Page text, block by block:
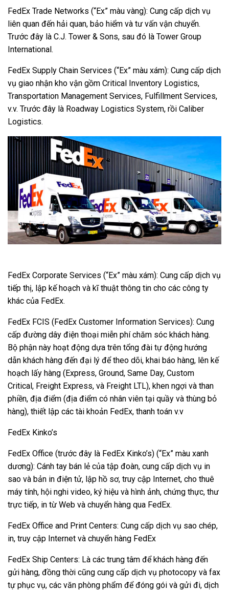
FedEx Trade Networks (“Ex” màu vàng): Cung cấp dịch vụ
liên quan đến hải quan, bảo hiểm và tư vấn vận chuyển.
Trước đây là C.J. Tower & Sons, sau đó là Tower Group
International.
FedEx Supply Chain Services (“Ex” màu xám): Cung cấp dịch
vụ giao nhận kho vận gồm Critical Inventory Logistics,
Transportation Management Services, Fulfillment Services,
v.v. Trước đây là Roadway Logistics System, rồi Caliber
Logistics.
FedEx Corporate Services (“Ex” màu xám): Cung cấp dịch vụ
tiếp thị, lập kế hoạch và kĩ thuật thông tin cho các công ty
khác của FedEx.
FedEx FCIS (FedEx Customer Information Services): Cung
cấp đường dây điện thoại miễn phí chăm sóc khách hàng.
Bộ phận này hoạt động dựa trên tổng đài tự động hướng
dẫn khách hàng đến đại lý để theo dõi, khai báo hàng, lên kế
hoạch lấy hàng (Express, Ground, Same Day, Custom
Critical, Freight Express, và Freight LTL), khen ngợi và than
phiền, địa điểm (địa điểm có nhân viên tại quầy và thùng bỏ
hàng), thiết lập các tài khoản FedEx, thanh toán v.v
FedEx Kinko’s
FedEx Office (trước đây là FedEx Kinko’s) (“Ex” màu xanh
dương): Cánh tay bán lẻ của tập đoàn, cung cấp dịch vụ in
sao và bản in điện tử, lập hồ sơ, truy cập Internet, cho thuê
máy tính, hội nghi video, ký hiệu và hình ảnh, chứng thực, thư
trực tiếp, in từ Web và chuyển hàng qua FedEx.
FedEx Office and Print Centers: Cung cấp dịch vụ sao chép,
in, truy cập Internet và chuyển hàng FedEx
FedEx Ship Centers: Là các trung tâm để khách hàng đến
gửi hàng, đồng thời cũng cung cấp dịch vụ photocopy và fax
tự phục vụ, các văn phòng phẩm để đóng gói và gửi đi, dịch